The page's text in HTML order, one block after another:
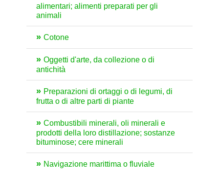
alimentari; alimenti preparati per gli
animali
Cotone
Oggetti d'arte, da collezione o di
antichità
Preparazioni di ortaggi o di legumi, di
frutta o di altre parti di piante
Combustibili minerali, oli minerali e
prodotti della loro distillazione; sostanze
bituminose; cere minerali
Navigazione marittima o fluviale